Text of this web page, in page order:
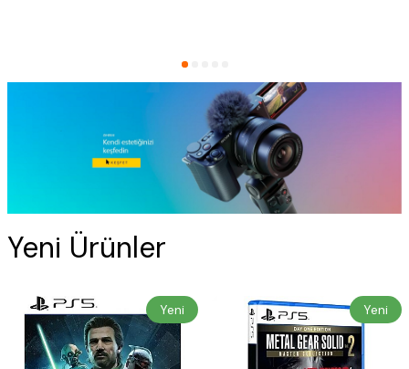
Yeni Ürünler
Yeni Yeni